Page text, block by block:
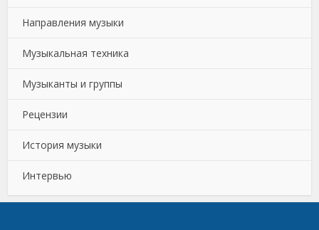
Направления музыки
Музыкальная техника
Музыканты и группы
Рецензии
История музыки
Интервью